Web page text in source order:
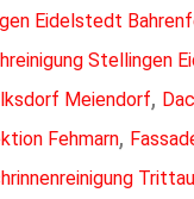
Eidelstedt
Stellingen
Meiendorf,
Fehmarn,
Trittau